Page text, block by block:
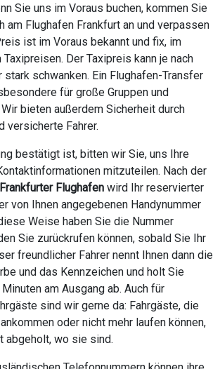
Sie uns im Voraus buchen, kommen Sie
am Flughafen Frankfurt an und verpassen
ist im Voraus bekannt und fix, im
Der Taxipreis kann je nach
schwanken. Ein Flughafen-Transfer
für große Gruppen und
bieten außerdem Sicherheit durch
versicherte Fahrer.
bestätigt ist, bitten wir Sie, uns Ihre
mitzuteilen. Nach der
Frankfurter Flughafen wird Ihr reservierter
von Ihnen angegebenen Handynummer
Weise haben Sie die Nummer
Sie zurückrufen können, sobald Sie Ihr
freundlicher Fahrer nennt Ihnen dann die
und das Kennzeichen und holt Sie
am Ausgang ab. Auch für
sind wir gerne da: Fahrgäste, die
oder nicht mehr laufen können,
abgeholt, wo sie sind.